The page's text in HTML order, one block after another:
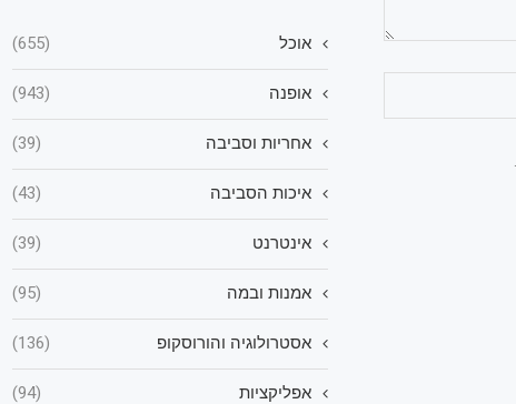
אוכל (655)
אופנה (943)
אחריות וסביבה (39)
איכות הסביבה (43)
אינטרנט (39)
אמנות ובמה (95)
אסטרולוגיה והורוסקופ (136)
אפליקציות (94)